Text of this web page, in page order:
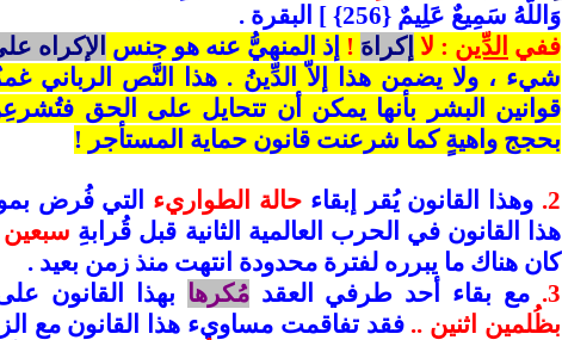
وَاللّهُ سَمِيعٌ عَلِيمٌ {256} ] البقرة .
ففي الدِّين : لا إكراهَ ! إذ المنهيُّ عنه هو جنس الإكراه
شيء ، ولا يضمن هذا إلاّ الدِّينُ . هذا النَّص الرباني
قوانين البشر بأنها يمكن أن تتحايل على الحق
بحجج واهيةٍ كما شرعنت قانون حماية المستأجر !
2. وهذا القانون يُقر إبقاء حالة الطواريء التي فُرض
هذا القانون في الحرب العالمية الثانية قبل قُرابةِ
كان هناك ما يبرره لفترة محدودة انتهت منذ زمن بعيد .
3.
مع بقاء أحد طرفي العقدمُكرها بهذا القانون
بظُلمين اثنين .. فقد تفاقمت مساويء هذا القانون مع